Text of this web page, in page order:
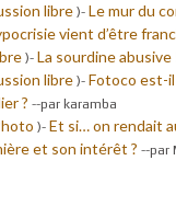
libre )- Le mur du
vient d’être
)- La sourdine abusive
libre )- Fotoco est-
? --par karamba
)- Et si… on rendait
et son intérêt ? --par